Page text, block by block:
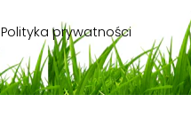
Polityka prywatności